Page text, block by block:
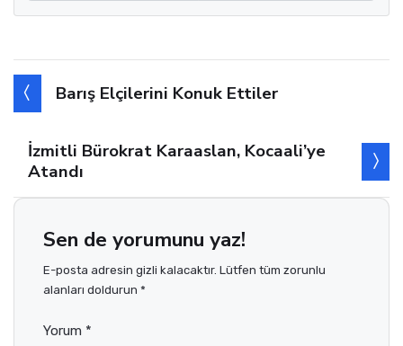
Barış Elçilerini Konuk Ettiler
İzmitli Bürokrat Karaaslan, Kocaali’ye
Atandı
Sen de yorumunu yaz!
E-posta adresin gizli kalacaktır. Lütfen tüm zorunlu
alanları doldurun *
Yorum *